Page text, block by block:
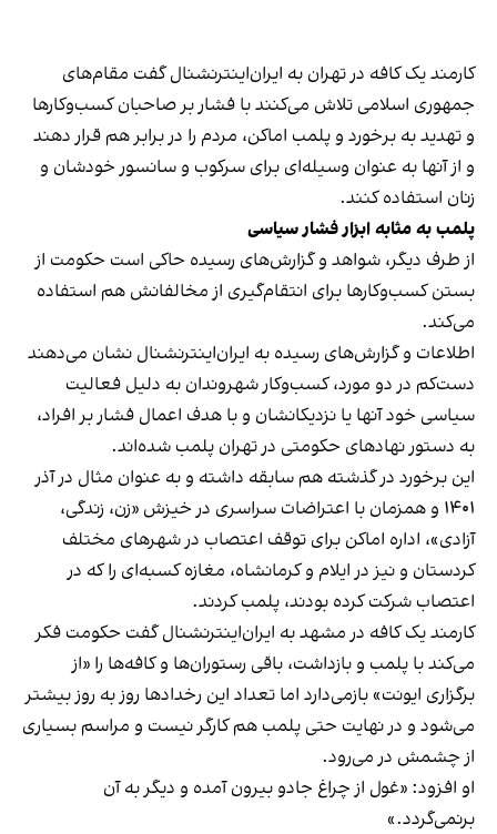
کارمند یک کافه در تهران به ایران‌اینترنشنال گفت مقام‌های
جمهوری اسلامی تلاش می‌کنند با فشار بر صاحبان کسب‌وکارها
و تهدید به برخورد و پلمب اماکن، مردم را در برابر هم قرار دهند
و از آنها به عنوان وسیله‌ای برای سرکوب و سانسور خودشان و
زنان استفاده کنند.
پلمب به مثابه ابزار فشار سیاسی
از طرف دیگر، شواهد و گزارش‌های رسیده حاکی است حکومت از
بستن کسب‌وکارها برای انتقام‌گیری از مخالفانش هم استفاده
می‌کند.
اطلاعات و گزارش‌های رسیده به ایران‌اینترنشنال نشان می‌دهند
دست‌کم در دو مورد، کسب‌وکار شهروندان به دلیل فعالیت
سیاسی خود آنها یا نزدیکانشان و با هدف اعمال فشار بر افراد،
به دستور نهادهای حکومتی در تهران پلمب شده‌اند.
این برخورد در گذشته هم سابقه داشته و به عنوان مثال در آذر
۱۴۰۱ و همزمان با اعتراضات سراسری در خیزش «زن، زندگی،
آزادی»، اداره اماکن برای توقف اعتصاب در شهرهای مختلف
کردستان و نیز در ایلام و کرمانشاه، مغازه کسبه‌ای را که در
اعتصاب شرکت کرده بودند، پلمب کردند.
کارمند یک کافه در مشهد به ایران‌اینترنشنال گفت حکومت فکر
می‌کند با پلمب و بازداشت، باقی رستوران‌ها و کافه‌ها را «از
برگزاری ایونت» بازمی‌دارد اما تعداد این رخدادها روز به روز بیشتر
می‌شود و در نهایت حتی پلمب هم کارگر نیست و مراسم بسیاری
از چشمش در می‌رود.
او افزود: «غول از چراغ جادو بیرون آمده و دیگر به آن
برنمی‎‌گردد.»